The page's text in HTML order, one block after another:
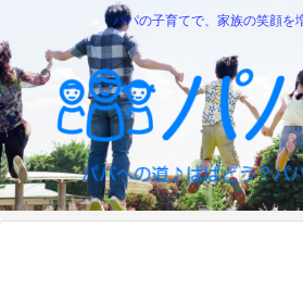
パパの子育てで、家族の笑顔を